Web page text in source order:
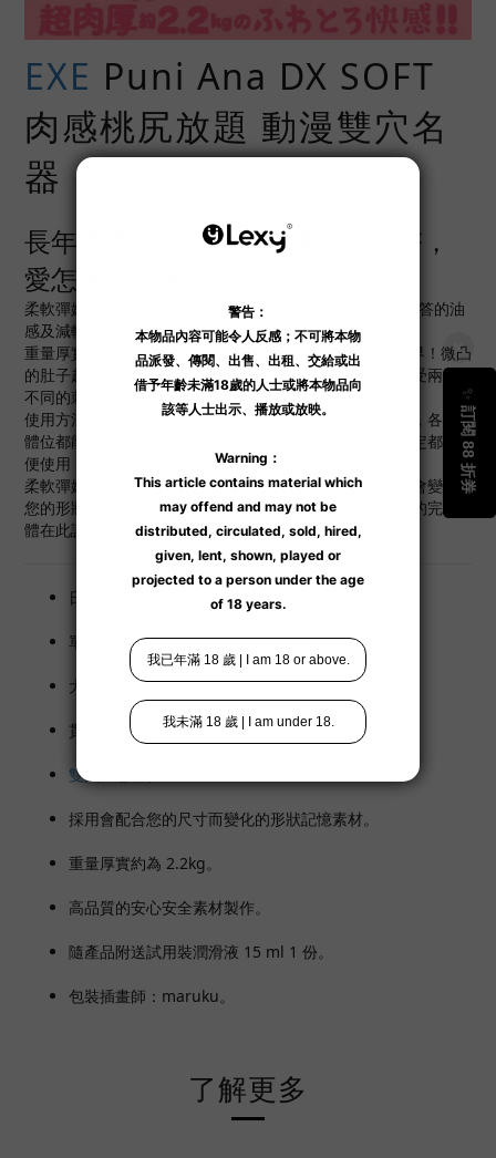
EXE Puni Ana DX SOFT
肉感桃尻放題 動漫雙穴名
器
長年備受好評！普妮安娜超肉厚臀，
愛怎揉就怎揉！
柔軟彈嫩 蜜桃臀自慰器
素材升級！減少黏答答的油
感及減輕氣味。壓倒性的逼真使用感，滿足度 MAX！
重量厚實約為 2.2kg！極致的曲線美是造型技術的最高境界！微凸
的肚子超級可愛！超級有氣勢的雙穴超肉厚臀為能讓您享受兩種
不同的刺激！
使用方法無限可能！無論是正常體位、後背式還是騎乘式，各種
體位都能享受！加上恰到好處的尺寸，無論是手持還是固定都方
便使用！
柔軟彈嫩的素材極具彈性，可配合各種尺寸。每次使用都會變成
您的形狀，每次都能體驗不用的緊縮感！雙穴大型自慰套的完成
體在此誕生！
日本進口。
單層構造。
大型 動漫名器。
貫通式設計，方便清潔。
雙穴自慰器
採用會配合您的尺寸而變化的形狀記憶素材。
重量厚實約為 2.2kg。
高品質的安心安全素材製作。
隨產品附送試用裝潤滑液 15 ml 1 份。
包裝插畫師：maruku。
了解更多